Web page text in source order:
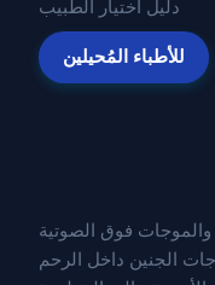
دليل اختيار الطبيب
للأطباء المُحيلين
فوق الصوتية
الجنين داخل الرحم